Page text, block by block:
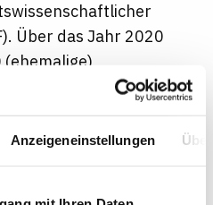
Anzeigeneinstellungen
Über das Jahr 2020
diesem Zeitpunkt
Teil des ersten
zu ihren
befragt. Ziel der